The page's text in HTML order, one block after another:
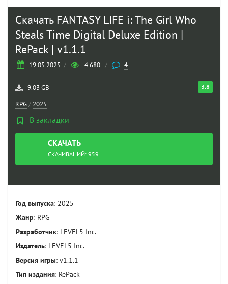
Скачать FANTASY LIFE i: The Girl Who
Steals Time Digital Deluxe Edition |
RePack | v1.1.1
19.05.2025 / 4 680 / 4
3.8
9.03 GB
RPG/ 2025
В закладки
СКАЧАТЬ
ТОРРЕНТ
СКАЧИВАНИЙ: 959
Год выпуска: 2025
Жанр: RPG
Разработчик: LEVEL5 Inc.
Издатель: LEVEL5 Inc.
Версия игры: v1.1.1
Тип издания: RePack